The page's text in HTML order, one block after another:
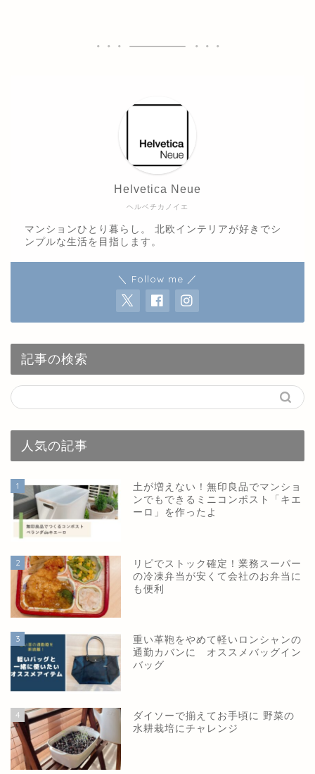
ヘルベチカノイエ
Helvetica Neue
マンションひとり暮らし。 北欧インテリアが好きでシ
ンプルな生活を目指します。
＼ Follow me ／
記事の検索
人気の記事
1
土が増えない！無印良品でマンショ
ンでもできるミニコンポスト「キエ
ーロ」を作ったよ
2
リピでストック確定！業務スーパー
の冷凍弁当が安くて会社のお弁当に
も便利
3
重い革鞄をやめて軽いロンシャンの
通勤カバンに オススメバッグイン
バッグ
4
ダイソーで揃えてお手頃に 野菜の
水耕栽培にチャレンジ